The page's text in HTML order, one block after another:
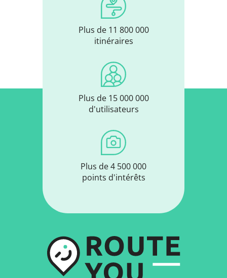
Plus de 11 800 000
itinéraires
Plus de 15 000 000
d'utilisateurs
Plus de 4 500 000
points d'intérêts